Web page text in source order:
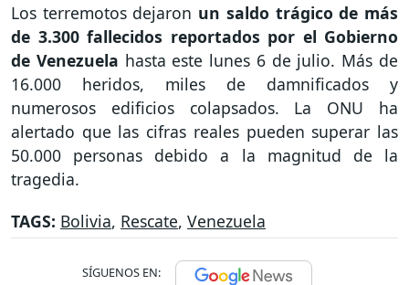
Los terremotos dejaron un saldo trágico de más
de 3.300 fallecidos reportados por el Gobierno
de Venezuela hasta este lunes 6 de julio. Más de
16.000 heridos, miles de damnificados y
numerosos edificios colapsados. La ONU ha
alertado que las cifras reales pueden superar las
50.000 personas debido a la magnitud de la
tragedia.
TAGS: Bolivia, Rescate, Venezuela
SÍGUENOS EN: